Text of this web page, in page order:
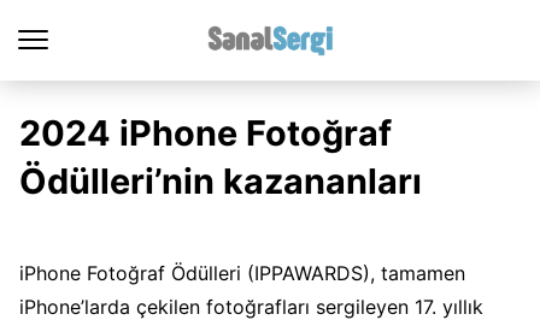
2024 iPhone Fotoğraf
Ödülleri’nin kazananları
iPhone Fotoğraf Ödülleri (IPPAWARDS), tamamen
iPhone’larda çekilen fotoğrafları sergileyen 17. yıllık